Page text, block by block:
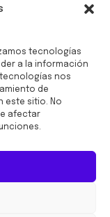
tecnologías
a la información
nos
de
este sitio. No
afectar